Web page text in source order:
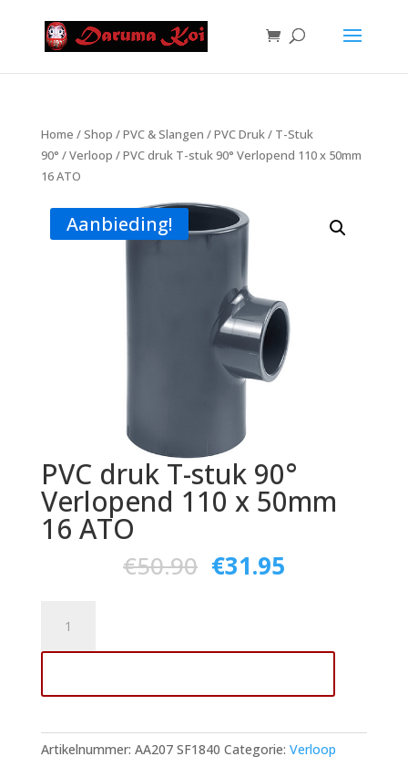
Home /Shop /PVC & Slangen /PVC Druk/ T-Stuk
90° /Verloop / PVC druk T-stuk 90° Verlopend 110 x 50mm
16 ATO
Aanbieding!
PVC druk T-stuk 90°
Verlopend 110 x 50mm
16 ATO
€50.90 €31.95
T-
90°
110
x
Artikelnummer: AA207 SF1840 Categorie: Verloop